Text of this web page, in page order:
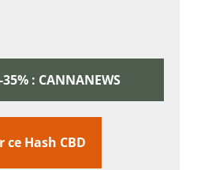
: CANNANEWS
ce Hash CBD